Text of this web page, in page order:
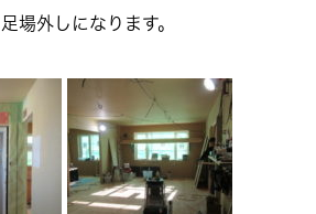
場外しになります。